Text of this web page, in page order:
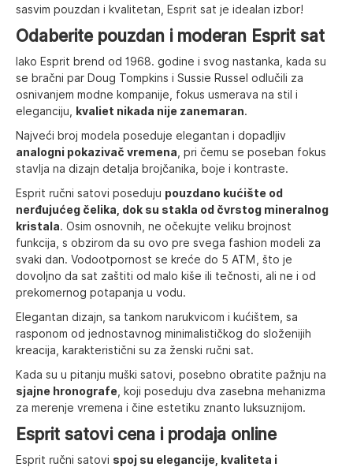
sasvim pouzdan i kvalitetan, Esprit sat je idealan izbor!
Odaberite pouzdan i moderan Esprit sat
Iako Esprit brend od 1968. godine i svog nastanka, kada su
se bračni par Doug Tompkins i Sussie Russel odlučili za
osnivanjem modne kompanije, fokus usmerava na stil i
eleganciju,
kvaliet nikada nije zanemaran.
Najveći broj modela poseduje elegantan i dopadljiv
analogni pokazivač vremena , pri čemu se poseban fokus
stavlja na dizajn detalja brojčanika, boje i kontraste.
Esprit ručni satovi poseduju pouzdano kućište od
nerđujućeg čelika, dok su stakla od čvrstog mineralnog
kristala. Osim osnovnih, ne očekujte veliku brojnost
funkcija, s obzirom da su ovo pre svega fashion modeli za
svaki dan. Vodootpornost se kreće do 5 ATM, što je
dovoljno da sat zaštiti od malo kiše ili tečnosti, ali ne i od
prekomernog potapanja u vodu.
Elegantan dizajn, sa tankom narukvicom i kućištem, sa
rasponom od jednostavnog minimalističkog do složenijih
kreacija, karakteristični su za ženski ručni sat.
Kada su u pitanju muški satovi, posebno obratite pažnju na
sjajne hronografe , koji poseduju dva zasebna mehanizma
za merenje vremena i čine estetiku znanto luksuznijom.
Esprit satovi cena i prodaja online
Esprit ručni satovi spoj su elegancije, kvaliteta i